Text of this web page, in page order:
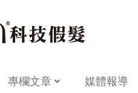
專欄文章 媒體報導